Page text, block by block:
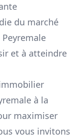
du marché
Peyremale
et à atteindre
à la
maximiser
vous invitons